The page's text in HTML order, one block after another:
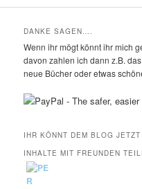
DANKE SAGEN….
Wenn ihr mögt könnt ihr mich
davon zahlen ich dann z.B.
neue Bücher oder etwas
IHR KÖNNT DEM BLOG
INHALTE MIT FREUNDEN